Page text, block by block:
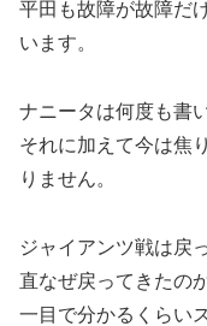
平田も故障が故障だ
います。
ナニータは何度も書
それに加えて今は焦
りません。
ジャイアンツ戦は戻
直なぜ戻ってきたの
一目で分かるくらい